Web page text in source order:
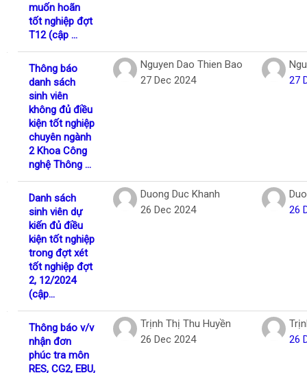
muốn hoãn
tốt nghiệp đợt
T12 (cập ...
Thông báo
danh sách
sinh viên
không đủ điều
kiện tốt nghiệp
chuyên ngành
2 Khoa Công
nghệ Thông ...
Nguyen Dao Thien Bao
27 Dec 2024
27
Danh sách
sinh viên dự
kiến đủ điều
kiện tốt nghiệp
trong đợt xét
tốt nghiệp đợt
2, 12/2024
(cập...
Duong Duc Khanh
26 Dec 2024
26
Thông báo v/v
nhận đơn
phúc tra môn
RES, CG2, EBU,
Trịnh Thị Thu Huyền
26 Dec 2024
26